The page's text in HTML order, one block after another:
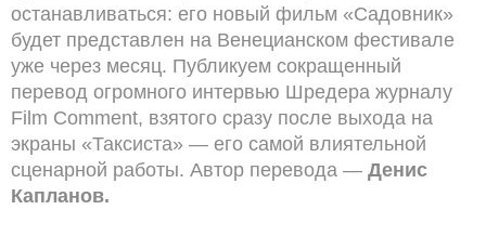
останавливаться: его новый фильм «Садовник»
будет представлен на Венецианском фестивале
уже через месяц. Публикуем сокращенный
перевод огромного интервью Шредера журналу
Film Comment, взятого сразу после выхода на
экраны «Таксиста» — его самой влиятельной
сценарной работы. Автор перевода — Денис
Капланов.